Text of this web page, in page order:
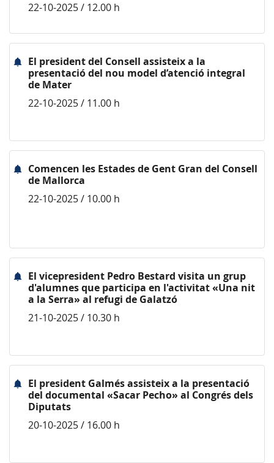
22-10-2025 / 12.00 h
El president del Consell assisteix a la
presentació del nou model d’atenció integral
de Mater
22-10-2025 / 11.00 h
Comencen les Estades de Gent Gran del Consell
de Mallorca
22-10-2025 / 10.00 h
El vicepresident Pedro Bestard visita un grup
d'alumnes que participa en l'activitat «Una nit
a la Serra» al refugi de Galatzó
21-10-2025 / 10.30 h
El president Galmés assisteix a la presentació
del documental «Sacar Pecho» al Congrés dels
Diputats
20-10-2025 / 16.00 h